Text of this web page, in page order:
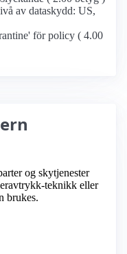
av dataskydd: US,
för policy ( 4.00
og skytjenester
teknikk eller
brukes.